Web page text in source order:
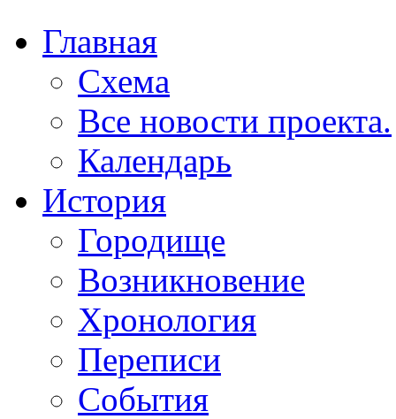
Главная
Схема
Все новости проекта.
Календарь
История
Городище
Возникновение
Хронология
Переписи
События